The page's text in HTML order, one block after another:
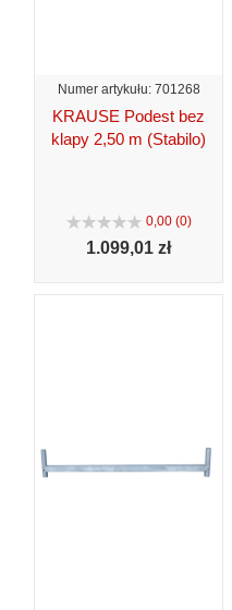
Numer artykułu: 701268
KRAUSE Podest bez
klapy 2,50 m (Stabilo)
0,00 (0)
1.099,01 zł